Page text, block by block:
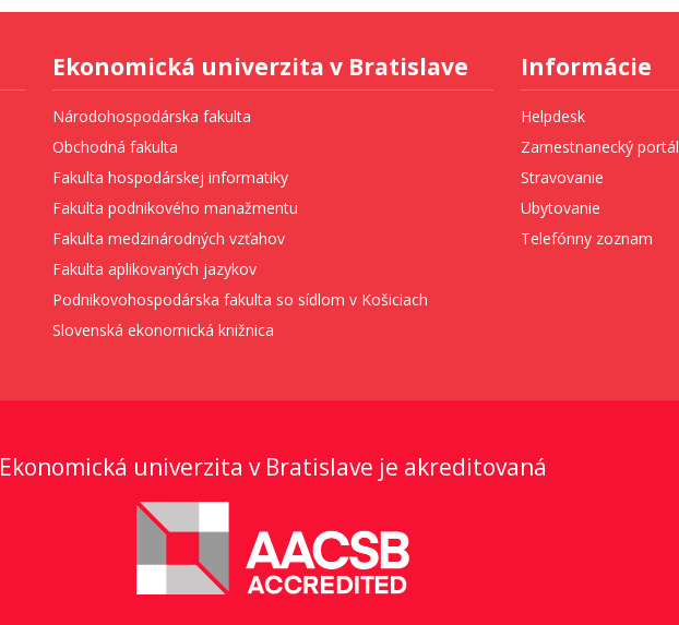
Ekonomická univerzita v Bratislave
Národohospodárska fakulta
Obchodná fakulta
Fakulta hospodárskej informatiky
Fakulta podnikového manažmentu
Fakulta medzinárodných vzťahov
Fakulta aplikovaných jazykov
Podnikovohospodárska fakulta so sídlom v Košiciach
Slovenská ekonomická knižnica
Informácie
Helpdesk
Zamestnanecký portál
Stravovanie
Ubytovanie
Telefónny zoznam
Ekonomická univerzita v Bratislave je akreditovaná